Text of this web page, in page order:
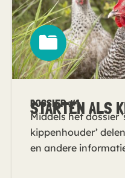
DOSSIER #1
STARTEN ALS
Middels het dossier
kippenhouder’
en andere